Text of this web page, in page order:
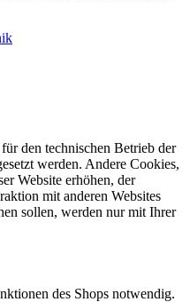
den technischen Betrieb der
werden. Andere Cookies,
Website erhöhen, der
mit anderen Websites
sollen, werden nur mit Ihrer
des Shops notwendig.